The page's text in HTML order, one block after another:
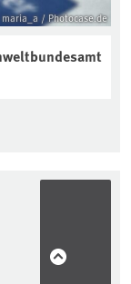
/ Photocase.de